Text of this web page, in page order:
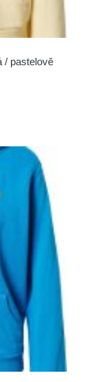
/ pastelově